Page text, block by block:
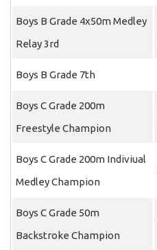
Boys B Grade 4x50m Medley
Relay 3rd
Boys B Grade 7th
Boys C Grade 200m
Freestyle Champion
Boys C Grade 200m Indiviual
Medley Champion
Boys C Grade 50m
Backstroke Champion